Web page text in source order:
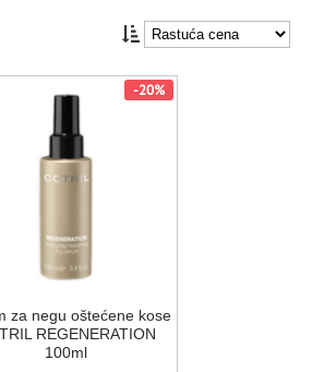
-20%
za negu oštećene kose
REGENERATION
100ml